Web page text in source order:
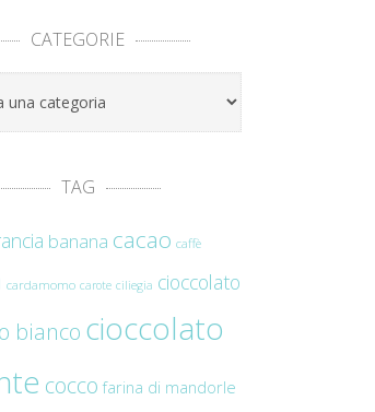
CATEGORIE
TAG
banana cacao caffè
cardamomo carote ciliegia cioccolato
bianco cioccolato
cocco farina di mandorle